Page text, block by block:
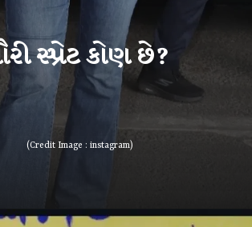
(Credit Image : instagram)
સ્પ્રેટ કોણ છે?